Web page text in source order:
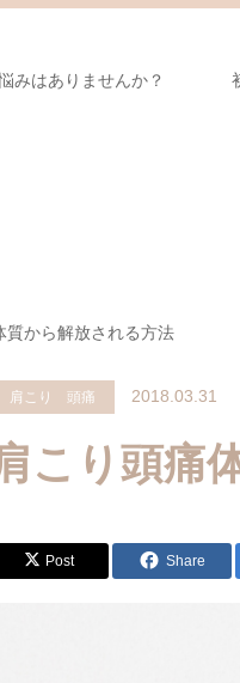
みはありませんか？
質から解放される方法
肩こり 頭痛 2018.03.31
こり頭痛
Post Share